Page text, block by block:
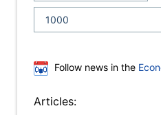
Follow news in the
Articles: